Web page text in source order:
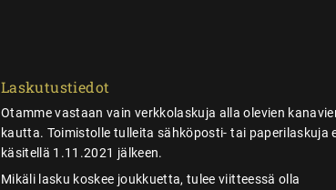
Laskutustiedot
Otamme vastaan vain verkkolaskuja alla olevien
kautta. Toimistolle tulleita sähköposti- tai paperilaskuja
käsitellä 1.11.2021 jälkeen.
Mikäli lasku koskee joukkuetta, tulee viitteessä olla